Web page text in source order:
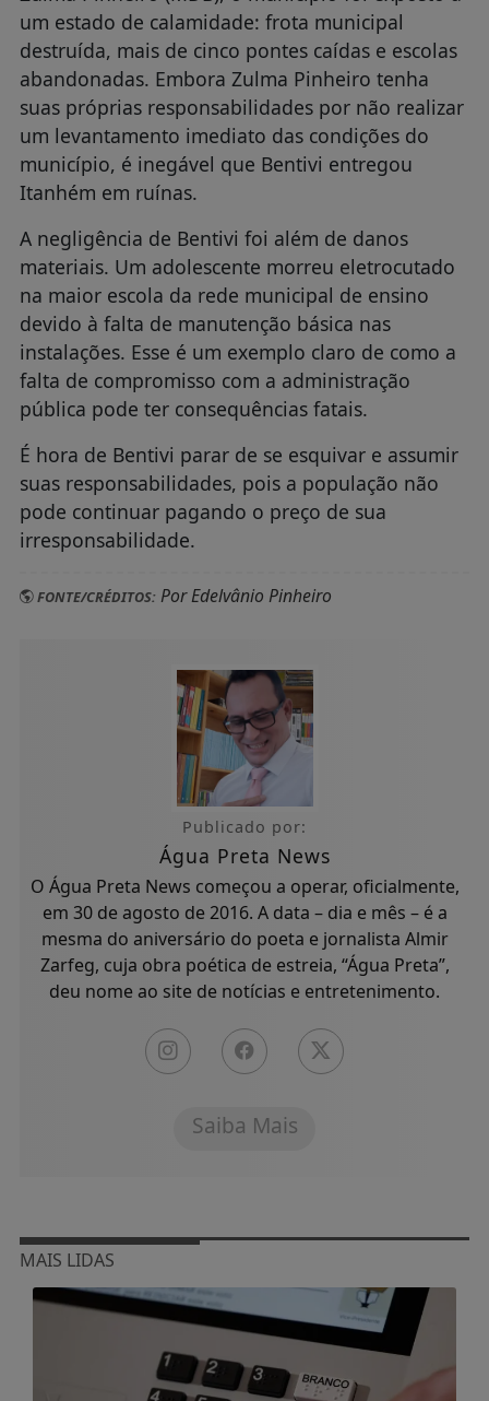
um estado de calamidade: frota municipal
destruída, mais de cinco pontes caídas e escolas
abandonadas. Embora Zulma Pinheiro tenha
suas próprias responsabilidades por não realizar
um levantamento imediato das condições do
município, é inegável que Bentivi entregou
Itanhém em ruínas.
A negligência de Bentivi foi além de danos
materiais. Um adolescente morreu eletrocutado
na maior escola da rede municipal de ensino
devido à falta de manutenção básica nas
instalações. Esse é um exemplo claro de como a
falta de compromisso com a administração
pública pode ter consequências fatais.
É hora de Bentivi parar de se esquivar e assumir
suas responsabilidades, pois a população não
pode continuar pagando o preço de sua
irresponsabilidade.
FONTE/CRÉDITOS:Por Edelvânio Pinheiro
Publicado por:
Água Preta News
O Água Preta News começou a operar, oficialmente,
em 30 de agosto de 2016. A data – dia e mês – é a
mesma do aniversário do poeta e jornalista Almir
Zarfeg, cuja obra poética de estreia, “Água Preta”,
deu nome ao site de notícias e entretenimento.
Saiba Mais
MAIS LIDAS